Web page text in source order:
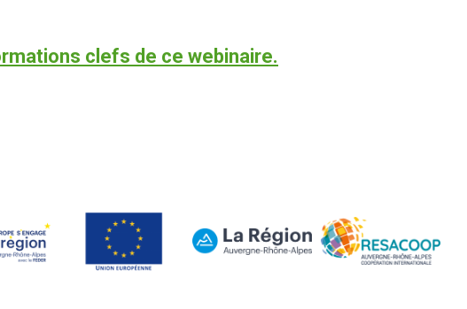
clefs de ce webinaire.